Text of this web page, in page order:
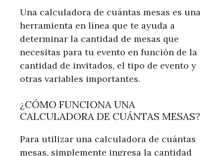
Una calculadora de cuántas mesas es una
herramienta en línea que te ayuda a
determinar la cantidad de mesas que
necesitas para tu evento en función de la
cantidad de invitados, el tipo de evento y
otras variables importantes.
¿CÓMO FUNCIONA UNA
CALCULADORA DE CUÁNTAS MESAS?
Para utilizar una calculadora de cuántas
mesas, simplemente ingresa la cantidad